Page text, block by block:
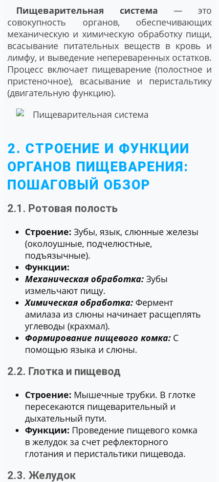
Пищеварительная система — это
совокупность органов, обеспечивающих
механическую и химическую обработку пищи,
всасывание питательных веществ в кровь и
лимфу, и выведение непереваренных остатков.
Процесс включает пищеварение (полостное и
пристеночное), всасывание и перистальтику
(двигательную функцию).
2. СТРОЕНИЕ И ФУНКЦИИ
ОРГАНОВ ПИЩЕВАРЕНИЯ:
ПОШАГОВЫЙ ОБЗОР
2.1. Ротовая полость
Строение: Зубы, язык, слюнные железы
(околоушные, подчелюстные,
подъязычные).
Функции:
Механическая обработка: Зубы
измельчают пищу.
Химическая обработка: Фермент
амилаза из слюны начинает расщеплять
углеводы (крахмал).
Формирование пищевого комка: С
помощью языка и слюны.
2.2. Глотка и пищевод
Строение: Мышечные трубки. В глотке
пересекаются пищеварительный и
дыхательный пути.
Функции: Проведение пищевого комка
в желудок за счет рефлекторного
глотания и перистальтики пищевода.
2.3. Желудок